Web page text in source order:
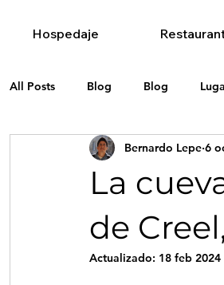
Hospedaje
All Posts Blog Blog
La
de
Bernardo Lepe 6
Actualizado: 18 feb 2024